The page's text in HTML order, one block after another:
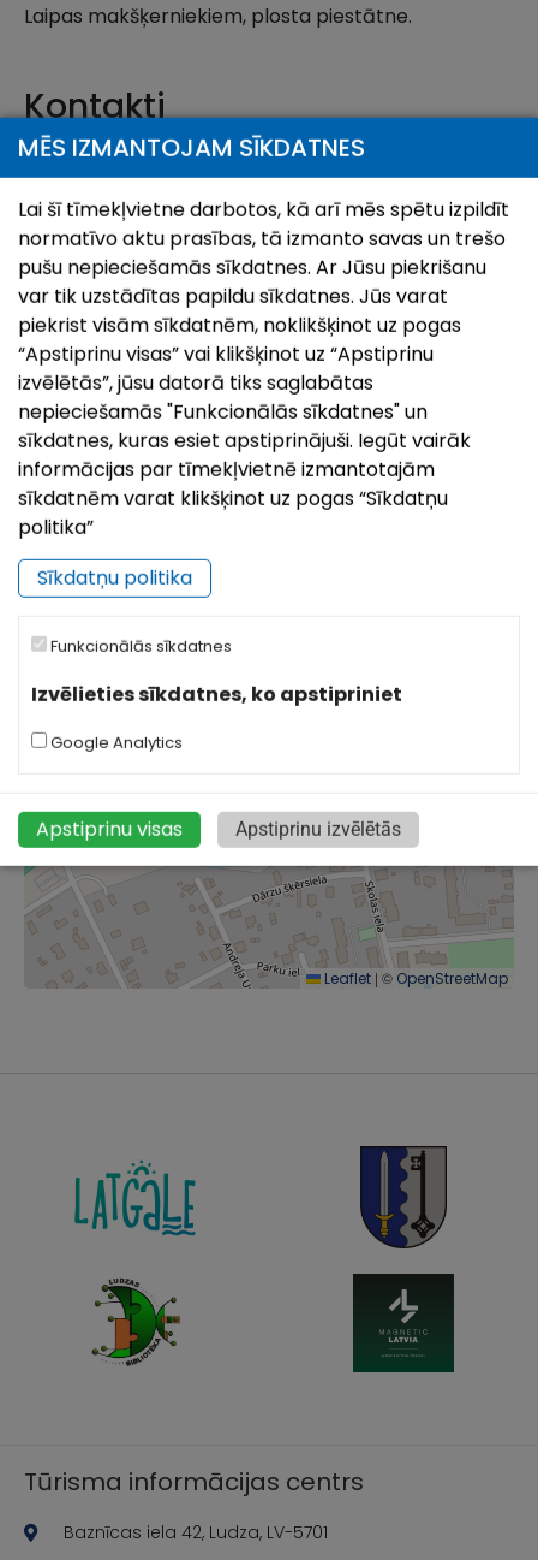
Laipas makšķerniekiem, plosta piestātne.
Kontakti
65707203
29467925
tic@ludzasnovads.lv
Atrašanās vieta
Atvērt karti ar: Doties ar:
+
−
Leaflet | © OpenStreetMap
Tūrisma informācijas centrs
Baznīcas iela 42, Ludza, LV-5701
MĒS IZMANTOJAM SĪKDATNES
Lai šī tīmekļvietne darbotos, kā arī mēs spētu izpildīt
normatīvo aktu prasības, tā izmanto savas un trešo
pušu nepieciešamās sīkdatnes. Ar Jūsu piekrišanu
var tik uzstādītas papildu sīkdatnes. Jūs varat
piekrist visām sīkdatnēm, noklikšķinot uz pogas
“Apstiprinu visas” vai klikšķinot uz “Apstiprinu
izvēlētās”, jūsu datorā tiks saglabātas
nepieciešamās "Funkcionālās sīkdatnes" un
sīkdatnes, kuras esiet apstiprinājuši. Iegūt vairāk
informācijas par tīmekļvietnē izmantotajām
sīkdatnēm varat klikšķinot uz pogas “Sīkdatņu
politika”
Sīkdatņu politika
Funkcionālās sīkdatnes
Izvēlieties sīkdatnes, ko apstipriniet
Google Analytics
Apstiprinu visas Apstiprinu izvēlētās